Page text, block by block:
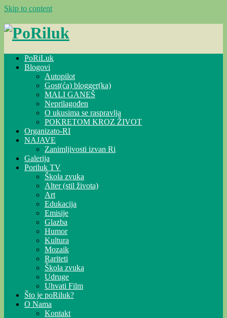
Skip to content
PoRiLuk
Blogovi
Autopilot
Gost(ća) blogger(ka)
MALI GANEŠ
Neprilagođen
O ukusima se raspravlja
POKRETOM KROZ ŽIVOT
Organizato-RI
NAJAVE
Zanimljivosti izvan Ri
Galerija
Poriluk TV
Škola zvuka
Alter (stil života)
Art
Edukacija
Emisije
Glazba
Humor
Kultura
Mozaik
Rariteti
Škola zvuka
Udruge
Uhvati Film
Što je poRiluk?
O Nama
Kontakt